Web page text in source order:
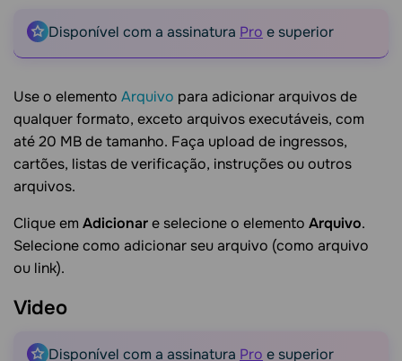
Disponível com a assinatura Pro e superior
Use o elemento Arquivo para adicionar arquivos de
qualquer formato, exceto arquivos executáveis, com
até 20 MB de tamanho. Faça upload de ingressos,
cartões, listas de verificação, instruções ou outros
arquivos.
Clique em Adicionare selecione o elemento Arquivo.
Selecione como adicionar seu arquivo (como arquivo
ou link).
Video
Disponível com a assinatura Pro e superior